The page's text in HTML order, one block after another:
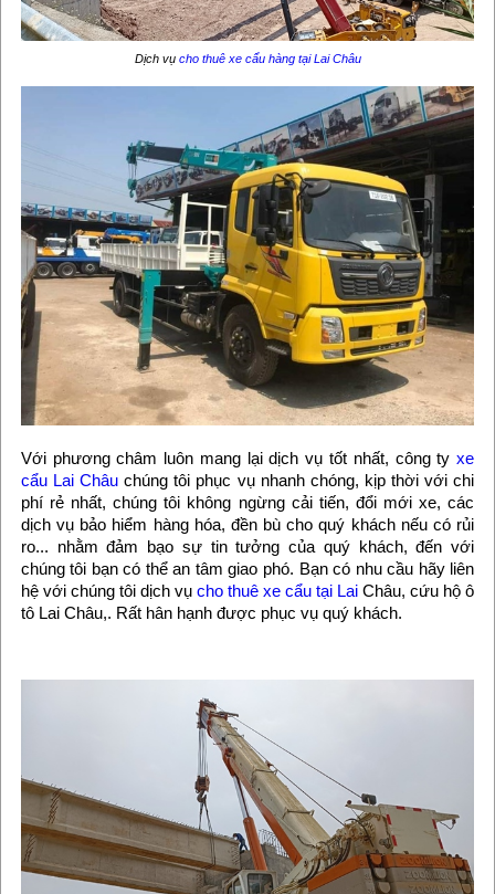
Dịch vụ cho thuê xe cẩu hàng tại Lai Châu
Với phương châm luôn mang lại dịch vụ tốt nhất, công tyxe
cẩu Lai Châu chúng tôi phục vụ nhanh chóng, kịp thời với chi
phí rẻ nhất, chúng tôi không ngừng cải tiến, đổi mới xe, các
dịch vụ bảo hiểm hàng hóa, đền bù cho quý khách nếu có rủi
ro... nhằm đảm bạo sự tin tưởng của quý khách, đến với
chúng tôi bạn có thể an tâm giao phó. Bạn có nhu cầu hãy liên
hệ với chúng tôi dịch vụ cho thuê xe cẩu tại LaiChâu, cứu hộ ô
tô Lai Châu,. Rất hân hạnh được phục vụ quý khách.